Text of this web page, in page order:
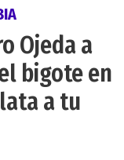
Ojeda a
bigote en
a tu